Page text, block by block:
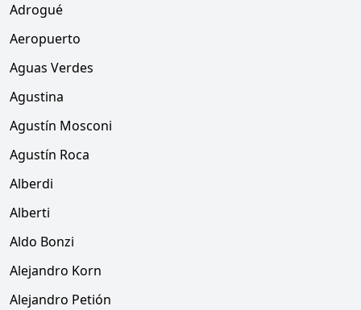
Adrogué
Aeropuerto
Aguas Verdes
Agustina
Agustín Mosconi
Agustín Roca
Alberdi
Alberti
Aldo Bonzi
Alejandro Korn
Alejandro Petión